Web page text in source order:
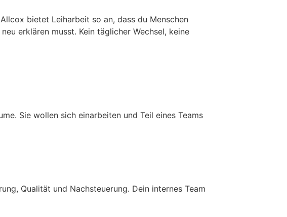
bietet Leiharbeit so an, dass du Menschen
erklären musst. Kein täglicher Wechsel, keine
Sie wollen sich einarbeiten und Teil eines Teams
Qualität und Nachsteuerung. Dein internes Team